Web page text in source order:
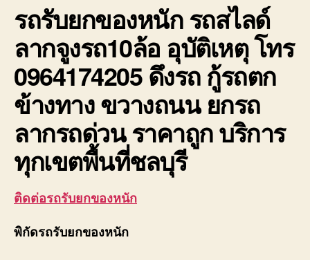
ติด
เครน
รถรับยกของหนักรถสไลด์
ลากจูงรถ10ล้อ อุบัติเหตุ โทร
0964174205 ดึงรถ กู้รถตก
ข้างทาง ขวางถนน ยกรถ
ลากรถด่วน ราคาถูก บริการ
ทุกเขตพื้นที่ชลบุรี
ติดต่อรถรับยกของหนัก
พิกัดรถรับยกของหนัก